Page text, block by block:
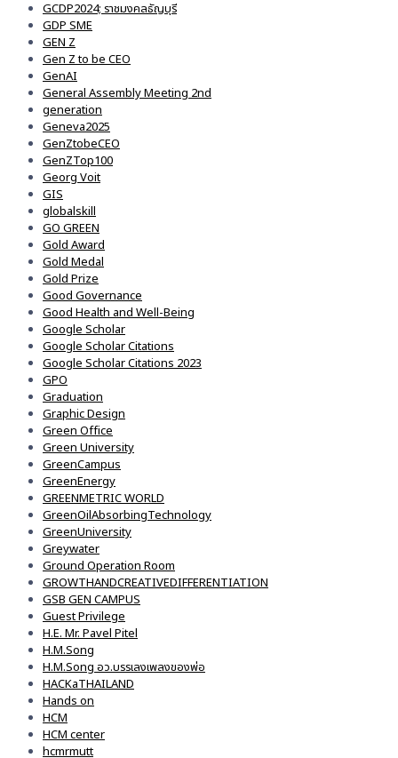
GCDP2024; ราชมงคลธัญบุรี
GDP SME
GEN Z
Gen Z to be CEO
GenAI
General Assembly Meeting 2nd
generation
Geneva2025
GenZtobeCEO
GenZTop100
Georg Voit
GIS
globalskill
GO GREEN
Gold Award
Gold Medal
Gold Prize
Good Governance
Good Health and Well-Being
Google Scholar
Google Scholar Citations
Google Scholar Citations 2023
GPO
Graduation
Graphic Design
Green Office
Green University
GreenCampus
GreenEnergy
GREENMETRIC WORLD
GreenOilAbsorbingTechnology
GreenUniversity
Greywater
Ground Operation Room
GROWTHANDCREATIVEDIFFERENTIATION
GSB GEN CAMPUS
Guest Privilege
H.E. Mr. Pavel Pitel
H.M.Song
H.M.Song อว.บรรเลงเพลงของพ่อ
HACKaTHAILAND
Hands on
HCM
HCM center
hcmrmutt